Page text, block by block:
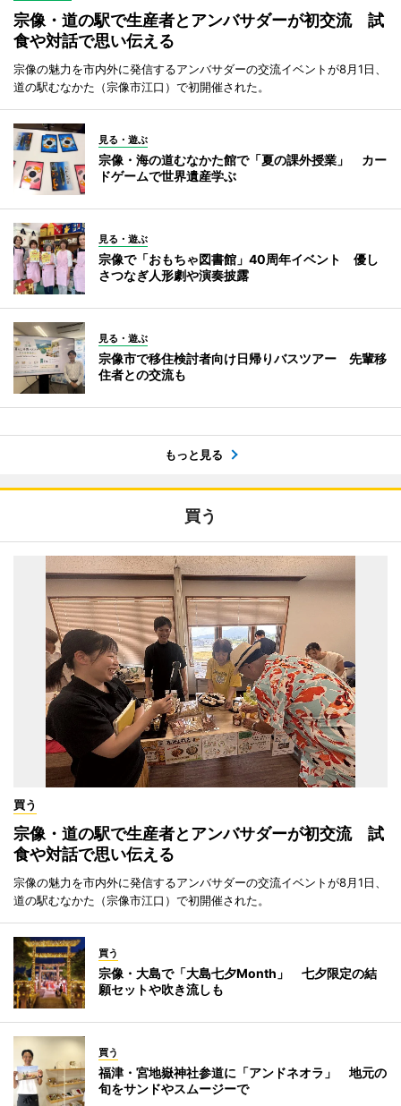
宗像・道の駅で生産者とアンバサダーが初交流 試
食や対話で思い伝える
宗像の魅力を市内外に発信するアンバサダーの交流イベントが8月1日、
道の駅むなかた（宗像市江口）で初開催された。
見る・遊ぶ
宗像・海の道むなかた館で「夏の課外授業」 カー
ドゲームで世界遺産学ぶ
見る・遊ぶ
宗像で「おもちゃ図書館」40周年イベント 優し
さつなぎ人形劇や演奏披露
見る・遊ぶ
宗像市で移住検討者向け日帰りバスツアー 先輩移
住者との交流も
もっと見る
買う
買う
宗像・道の駅で生産者とアンバサダーが初交流 試
食や対話で思い伝える
宗像の魅力を市内外に発信するアンバサダーの交流イベントが8月1日、
道の駅むなかた（宗像市江口）で初開催された。
買う
宗像・大島で「大島七夕Month」 七夕限定の結
願セットや吹き流しも
買う
福津・宮地嶽神社参道に「アンドネオラ」 地元の
旬をサンドやスムージーで